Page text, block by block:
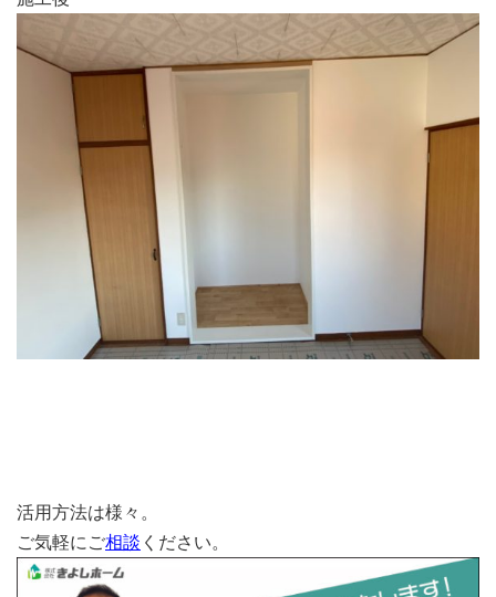
活用方法は様々。
ご気軽にご相談 ください。